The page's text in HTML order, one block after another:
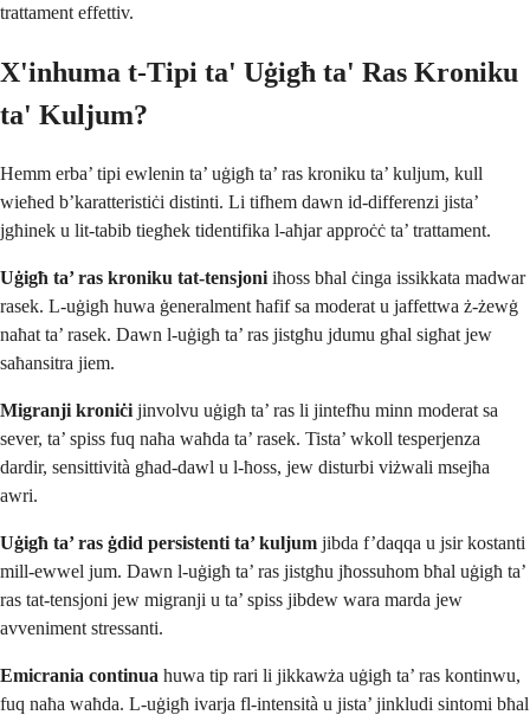
trattament effettiv.
X'inhuma t-Tipi ta' Uġigħ ta' Ras Kroniku
ta' Kuljum?
Hemm erba’ tipi ewlenin ta’ uġigħ ta’ ras kroniku ta’ kuljum, kull
wieħed b’karatteristiċi distinti. Li tifhem dawn id-differenzi jista’
jgħinek u lit-tabib tiegħek tidentifika l-aħjar approċċ ta’ trattament.
Uġigħ ta’ ras kroniku tat-tensjoni iħoss bħal ċinga issikkata madwar
rasek. L-uġigħ huwa ġeneralment ħafif sa moderat u jaffettwa ż-żewġ
naħat ta’ rasek. Dawn l-uġigħ ta’ ras jistgħu jdumu għal sigħat jew
saħansitra jiem.
Migranji kroniċi jinvolvu uġigħ ta’ ras li jintefħu minn moderat sa
sever, ta’ spiss fuq naħa waħda ta’ rasek. Tista’ wkoll tesperjenza
dardir, sensittività għad-dawl u l-ħoss, jew disturbi viżwali msejħa
awri.
Uġigħ ta’ ras ġdid persistenti ta’ kuljum jibda f’daqqa u jsir kostanti
mill-ewwel jum. Dawn l-uġigħ ta’ ras jistgħu jħossuhom bħal uġigħ ta’
ras tat-tensjoni jew migranji u ta’ spiss jibdew wara marda jew
avveniment stressanti.
Emicrania continua huwa tip rari li jikkawża uġigħ ta’ ras kontinwu,
fuq naħa waħda. L-uġigħ ivarja fl-intensità u jista’ jinkludi sintomi bħal